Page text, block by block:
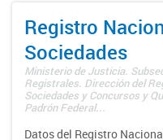
Registro
Sociedades
Ministerio de Justicia.
Registrales. Dirección del
Sociedades y Concursos y
Padrón Federal...
Datos del Registro